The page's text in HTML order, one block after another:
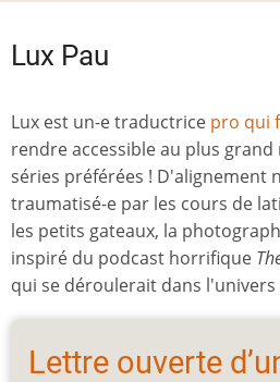
Lux Pau
Lux est un-e traductrice pro qui
rendre accessible au plus
séries préférées ! D'alignement
traumatisé-e par les cours de
les petits gateaux, la
inspiré du podcast horrifique
qui se déroulerait dans l'univers
Lettre ouverte